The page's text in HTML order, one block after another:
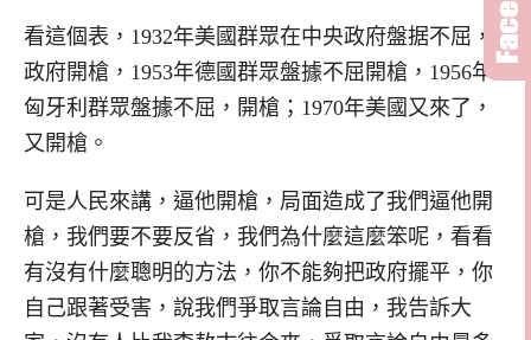
看這個表，1932年美國群眾在中央政府盤据不屈，
政府開槍，1953年德國群眾盤據不屈開槍，1956年
匈牙利群眾盤據不屈，開槍；1970年美國又來了，
又開槍。
可是人民來講，逼他開槍，局面造成了我們逼他開
槍，我們要不要反省，我們為什麼這麼笨呢，看看
有沒有什麼聰明的方法，你不能夠把政府擺平，你
自己跟著受害，說我們爭取言論自由，我告訴大